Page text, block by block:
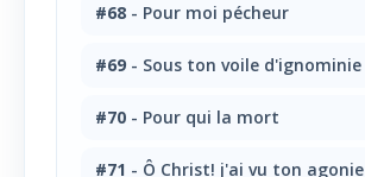
#68 - Pour moi pécheur
#69 - Sous ton voile d'ignominie
#70 - Pour qui la mort
#71 - Ô Christ! j'ai vu ton agonie